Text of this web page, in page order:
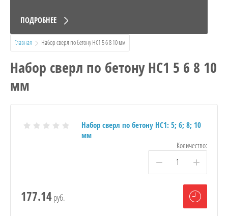
ПОДРОБНЕЕ
Главная
  Набор сверл по бетону НС1 5 6 8 10 мм
Набор сверл по бетону НС1 5 6 8 10
мм
Набор сверл по бетону НС1: 5; 6; 8; 10
мм
Количество:
− +
177.14руб.